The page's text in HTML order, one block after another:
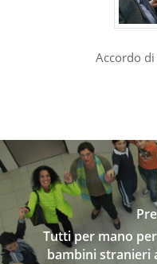
Accordo
Tutti per mano
bambini stranieri